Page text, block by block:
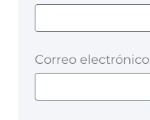
Correo electrónico